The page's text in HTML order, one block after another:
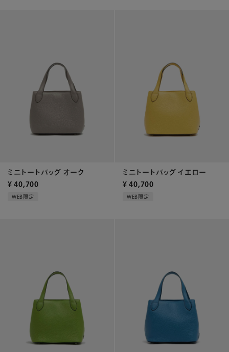
ミニトートバッグ オーク
¥ 40,700
WEB限定
ミニトートバッグ イエロー
¥ 40,700
WEB限定